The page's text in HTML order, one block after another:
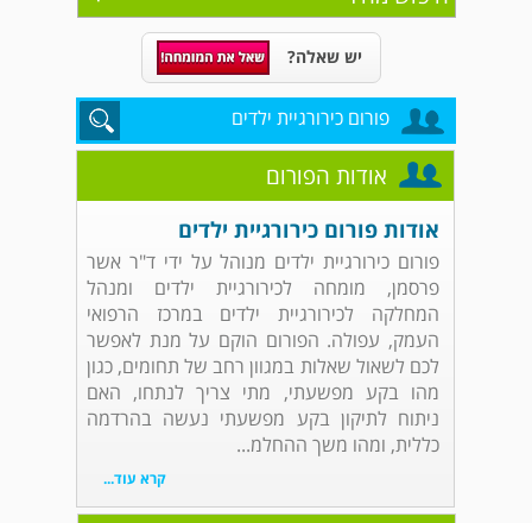
יש שאלה?
פורום כירורגיית ילדים
אודות הפורום
אודות פורום כירורגיית ילדים
פורום כירורגיית ילדים מנוהל על ידי ד"ר אשר
פרסמן, מומחה לכירורגיית ילדים ומנהל
המחלקה לכירורגיית ילדים במרכז הרפואי
העמק, עפולה. הפורום הוקם על מנת לאפשר
לכם לשאול שאלות במגוון רחב של תחומים, כגון
מהו בקע מפשעתי, מתי צריך לנתחו, האם
ניתוח לתיקון בקע מפשעתי נעשה בהרדמה
כללית, ומהו משך ההחלמ...
קרא עוד...